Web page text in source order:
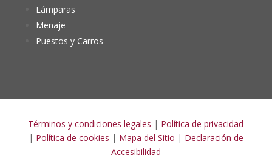
Lámparas
Menaje
Puestos y Carros
Términos y condiciones legales | Política de privacidad
| Política de cookies | Mapa del Sitio | Declaración de
Accesibilidad